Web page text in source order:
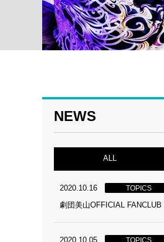
NEWS
ALL
2020.10.16 TOPICS
劇団美山OFFICIAL
2020.10.05